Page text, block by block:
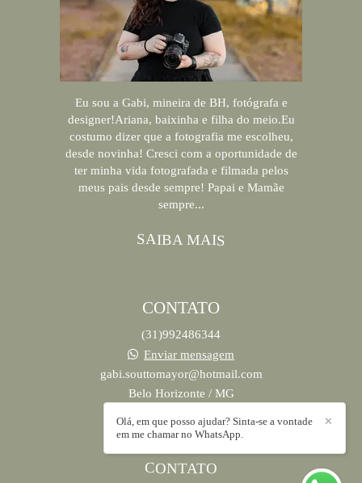
Eu sou a Gabi, mineira de BH, fotógrafa e
designer!Ariana, baixinha e filha do meio.Eu
costumo dizer que a fotografia me escolheu,
desde novinha! Cresci com a oportunidade de
ter minha vida fotografada e filmada pelos
meus pais desde sempre! Papai e Mamãe
sempre...
SAIBA MAIS
CONTATO
(31)992486344
Enviar mensagem
gabi.souttomayor@hotmail.com
Belo Horizonte / MG
CONTATO
✕
Olá, em que posso ajudar? Sinta-se a vontade
em me chamar no WhatsApp.